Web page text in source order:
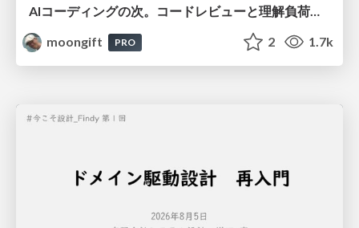
AIコーディングの次。コードレビューと理解負荷を解消して組織の開発生産性を高める
moongift
PRO 2 1.7k